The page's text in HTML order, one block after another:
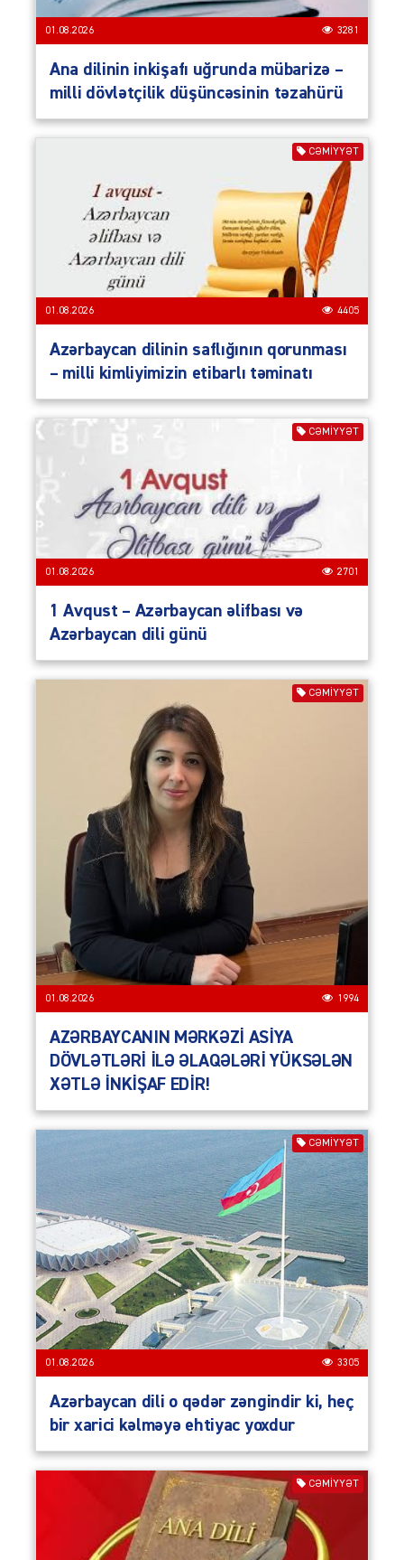
01.08.2026 3281
Ana dilinin inkişafı uğrunda mübarizə –
milli dövlətçilik düşüncəsinin təzahürü
CƏMIYYƏT
01.08.2026 4405
Azərbaycan dilinin saflığının qorunması
– milli kimliyimizin etibarlı təminatı
CƏMIYYƏT
01.08.2026 2701
1 Avqust – Azərbaycan əlifbası və
Azərbaycan dili günü
CƏMIYYƏT
01.08.2026 1994
AZƏRBAYCANIN MƏRKƏZİ ASİYA
DÖVLƏTLƏRİ İLƏ ƏLAQƏLƏRİ YÜKSƏLƏN
XƏTLƏ İNKİŞAF EDİR!
CƏMIYYƏT
01.08.2026 3305
Azərbaycan dili o qədər zəngindir ki, heç
bir xarici kəlməyə ehtiyac yoxdur
CƏMIYYƏT